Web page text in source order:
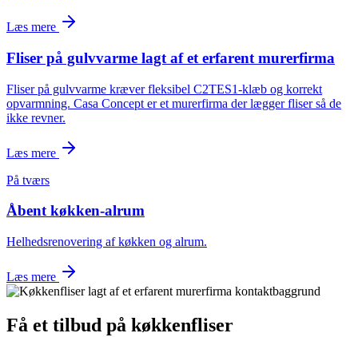
Læs mere
Fliser på gulvvarme lagt af et erfarent murerfirma
Fliser på gulvvarme kræver fleksibel C2TES1-klæb og korrekt
opvarmning. Casa Concept er et murerfirma der lægger fliser så de
ikke revner.
Læs mere
På tværs
Åbent køkken-alrum
Helhedsrenovering af køkken og alrum.
Læs mere
Få et tilbud på køkkenfliser